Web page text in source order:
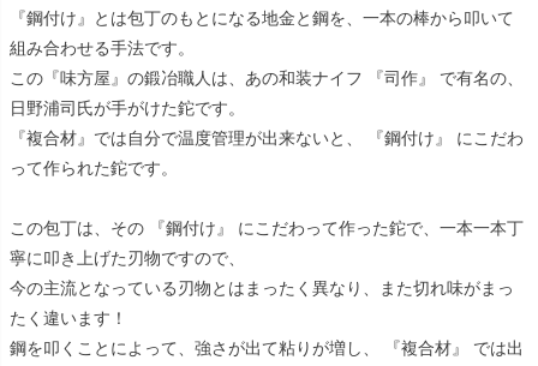
『鋼付け』とは包丁のもとになる地金と鋼を、一本の棒から叩いて
組み合わせる手法です。
この『味方屋』の鍛冶職人は、あの和装ナイフ 『司作』 で有名の、
日野浦司氏が手がけた鉈です。
『複合材』では自分で温度管理が出来ないと、 『鋼付け』 にこだわ
って作られた鉈です。
この包丁は、その 『鋼付け』 にこだわって作った鉈で、一本一本丁
寧に叩き上げた刃物ですので、
今の主流となっている刃物とはまったく異なり、また切れ味がまっ
たく違います！
鋼を叩くことによって、強さが出て粘りが増し、 『複合材』 では出